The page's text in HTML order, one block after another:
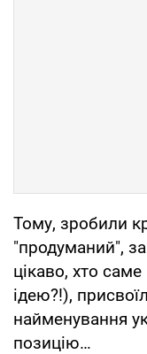
Тому, зробили
"продуманий",
цікаво, хто
ідею?!),
найменування
позицію…